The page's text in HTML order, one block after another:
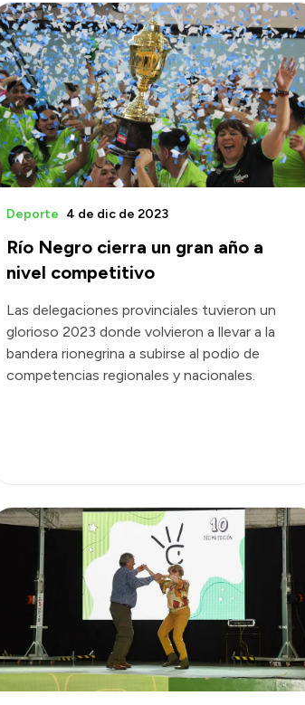
Río Negro cierra un gran año a
nivel competitivo
Deporte 4 de dic de 2023
Las delegaciones provinciales tuvieron un
glorioso 2023 donde volvieron a llevar a la
bandera rionegrina a subirse al podio de
competencias regionales y nacionales.